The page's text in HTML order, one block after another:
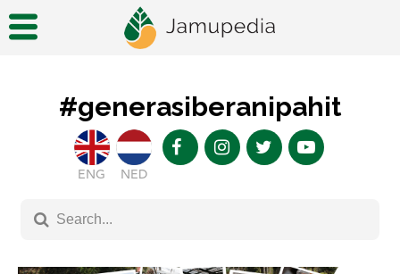
#generasiberanipahit
ENG NED